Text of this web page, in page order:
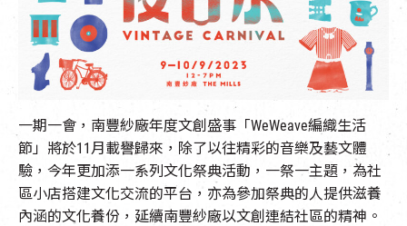
EN|簡
一期一會，南豐紗廠年度文創盛事「WeWeave編織生活
節」將於11月載譽歸來，除了以往精彩的音樂及藝文體
驗，今年更加添一系列文化祭典活動，一祭一主題，為社
區小店搭建文化交流的平台，亦為參加祭典的人提供滋養
內涵的文化養份，延續南豐紗廠以文創連結社區的精神。